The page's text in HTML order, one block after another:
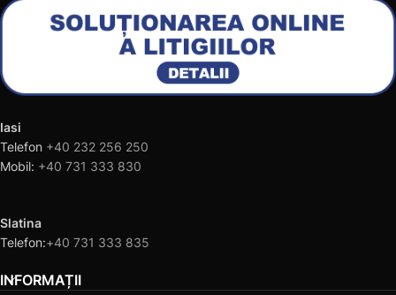
Iasi
Telefon +40 232 256 250
Mobil: +40 731 333 830
Slatina
Telefon:+40 731 333 835
INFORMAȚII